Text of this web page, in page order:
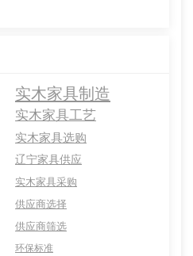
实木家具制造
实木家具工艺
实木家具选购
辽宁家具供应
实木家具采购
供应商选择
供应商筛选
环保标准